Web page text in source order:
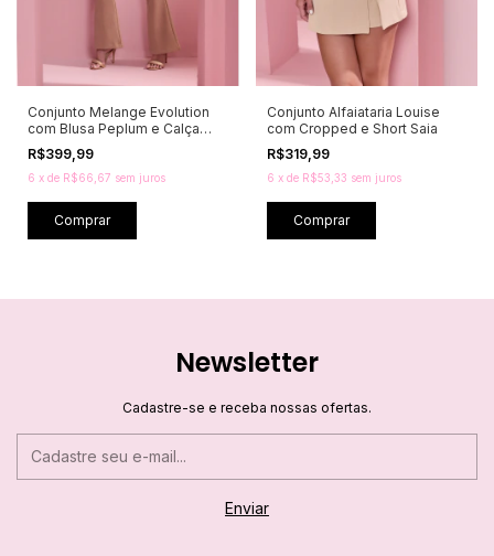
Conjunto Melange Evolution
com Blusa Peplum e Calça
Flare
R$399,99
6 x de R$66,67 sem juros
Comprar
Conjunto Alfaiataria Louise
com Cropped e Short Saia
R$319,99
6 x de R$53,33 sem juros
Comprar
Newsletter
Cadastre-se e receba nossas ofertas.